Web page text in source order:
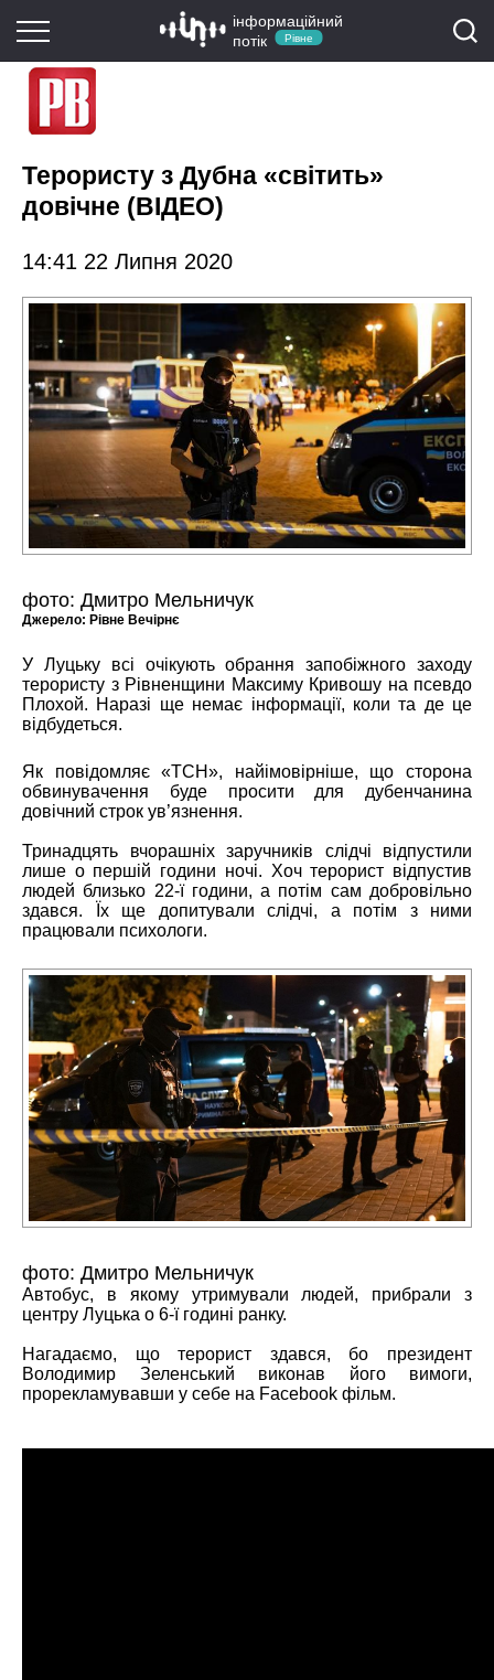
інформаційний
потік
Рівне
Терористу з Дубна «світить»
довічне (ВІДЕО)
14:41 22 Липня 2020
фото: Дмитро Мельничук
Джерело: Рівне Вечірнє
У Луцьку всі очікують обрання запобіжного заходу
терористу з Рівненщини Максиму Кривошу на псевдо
Плохой. Наразі ще немає інформації, коли та де це
відбудеться.
Як повідомляє «ТСН», найімовірніше, що сторона
обвинувачення буде просити для дубенчанина
довічний строк ув’язнення.
Тринадцять вчорашніх заручників слідчі відпустили
лише о першій години ночі. Хоч терорист відпустив
людей близько 22-ї години, а потім сам добровільно
здався. Їх ще допитували слідчі, а потім з ними
працювали психологи.
фото: Дмитро Мельничук
Автобус, в якому утримували людей, прибрали з
центру Луцька о 6-ї годині ранку.
Нагадаємо, що терорист здався, бо президент
Володимир Зеленський виконав його вимоги,
прорекламувавши у себе на Facebook фільм.